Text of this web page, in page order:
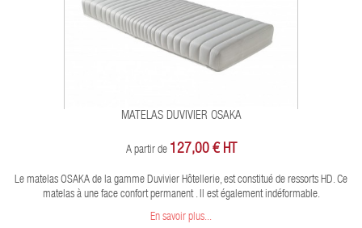
MATELAS DUVIVIER OSAKA
A partir de 127,00 € HT
Le matelas OSAKA de la gamme Duvivier Hôtellerie, est constitué de ressorts HD. Ce
matelas à une face confort permanent . Il est également indéformable.
En savoir plus...